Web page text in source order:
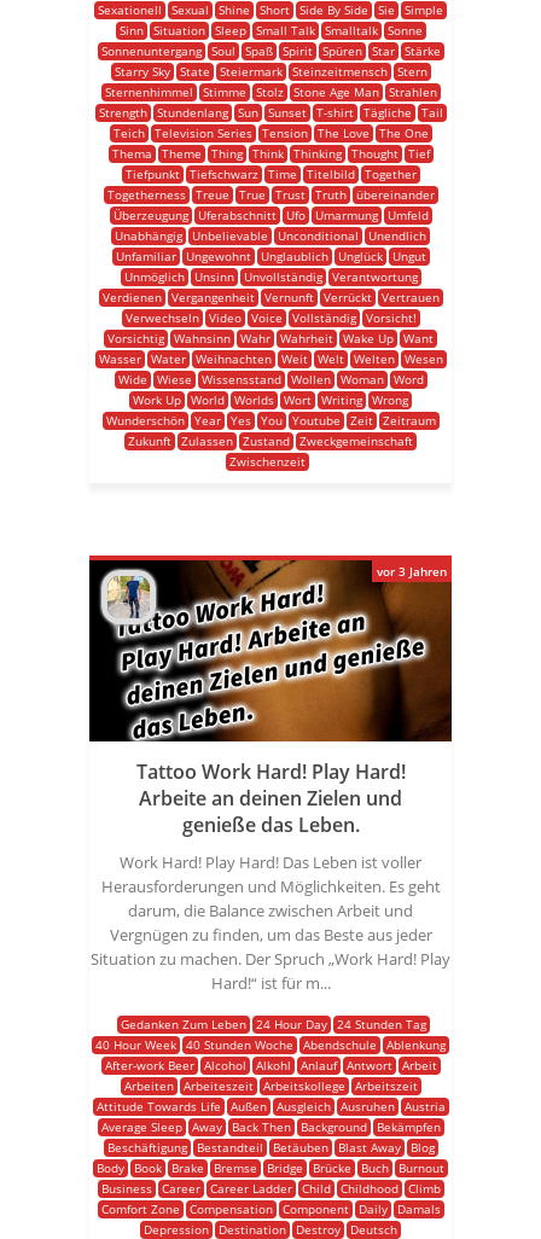
Sexationell
Sexual Shine Short Side By Side Sie
Simple
Sinn
Situation Sleep Small Talk Smalltalk
Sonne
Sonnenuntergang
Soul Spaß Spirit Spüren Star
Stärke
Starry Sky
State Steiermark Steinzeitmensch
Stern
Sternenhimmel
Stimme Stolz Stone Age Man
Strahlen
Strength
Stundenlang Sun Sunset T-shirt Tägliche
Tail
Teich
Television Series Tension The Love
The One
Thema
Theme Thing Think Thinking Thought
Tief
Tiefpunkt
Tiefschwarz Time Titelbild
Together
Togetherness
Treue True Trust Truth
übereinander
Überzeugung
Uferabschnitt Ufo Umarmung
Umfeld
Unabhängig
Unbelievable Unconditional
Unendlich
Unfamiliar
Ungewohnt Unglaublich Unglück
Ungut
Unmöglich
Unsinn Unvollständig
Verantwortung
Verdienen
Vergangenheit Vernunft Verrückt
Vertrauen
Verwechseln
Video Voice Vollständig
Vorsicht!
Vorsichtig Wahnsinn Wahr Wahrheit Wake Up Want
Wasser
Water Weihnachten Weit Welt Welten
Wesen
Wide
Wiese Wissensstand Wollen Woman
Word
Work Up World Worlds Wort Writing Wrong
Wunderschön
Year Yes You Youtube Zeit
Zeitraum
Zukunft Zulassen Zustand Zweckgemeinschaft
Zwischenzeit
Tattoo Work Hard! Play Hard!
Arbeite an deinen Zielen und
genieße das Leben.
Work Hard! Play Hard! Das Leben ist voller
Herausforderungen und Möglichkeiten. Es geht
darum, die Balance zwischen Arbeit und
Vergnügen zu finden, um das Beste aus jeder
Situation zu machen. Der Spruch „Work Hard! Play
Hard!“ ist für m...
Gedanken Zum Leben 24 Hour Day 24 Stunden Tag
40 Hour Week 40 Stunden Woche Abendschule
Ablenkung
After-work Beer
Alcohol Alkohl Anlauf Antwort
Arbeit
Arbeiten
Arbeiteszeit Arbeitskollege
Arbeitszeit
Attitude Towards Life
Außen Ausgleich Ausruhen
Austria
Average Sleep
Away Back Then Background
Bekämpfen
Beschäftigung
Bestandteil Betäuben Blast Away
Blog
Body
Book Brake Bremse Bridge Brücke Buch
Burnout
Business
Career Career Ladder Child Childhood
Climb
Comfort Zone
Compensation Component Daily
Damals
Depression
Destination Destroy
Deutsch
vor 3 Jahren